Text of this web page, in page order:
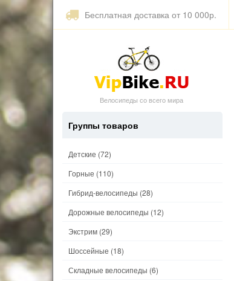
Бесплатная доставка от 10 000р.
Велосипеды со всего мира
Группы товаров
Детские (72)
Горные (110)
Гибрид-велосипеды (28)
Дорожные велосипеды (12)
Экстрим (29)
Шоссейные (18)
Складные велосипеды (6)